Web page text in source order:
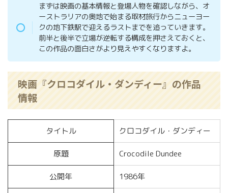
まずは映画の基本情報と登場人物を確認しながら、オ
ーストラリアの奥地で始まる取材旅行からニューヨー
クの地下鉄駅で迎えるラストまでを追っていきます。
前半と後半で立場が逆転する構成を押さえておくと、
この作品の面白さがより見えやすくなりますよ。
映画『クロコダイル・ダンディー』の作品
情報
タイトル クロコダイル・ダンディー
原題 Crocodile Dundee
公開年 1986年